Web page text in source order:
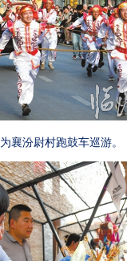
为襄汾尉村跑鼓车巡游。